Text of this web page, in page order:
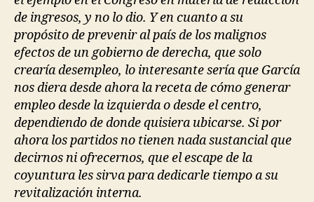
de ingresos, y no lo dio. Y en cuanto a su
propósito de prevenir al país de los malignos
efectos de un gobierno de derecha, que solo
crearía desempleo, lo interesante sería que García
nos diera desde ahora la receta de cómo generar
empleo desde la izquierda o desde el centro,
dependiendo de donde quisiera ubicarse. Si por
ahora los partidos no tienen nada sustancial que
decirnos ni ofrecernos, que el escape de la
coyuntura les sirva para dedicarle tiempo a su
revitalización interna.